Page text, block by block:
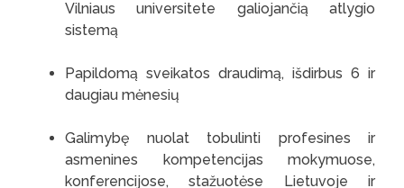
Vilniaus universitete galiojančią atlygio
sistemą
Papildomą sveikatos draudimą, išdirbus 6 ir
daugiau mėnesių
Galimybę nuolat tobulinti profesines ir
asmenines kompetencijas mokymuose,
konferencijose, stažuotėse Lietuvoje ir